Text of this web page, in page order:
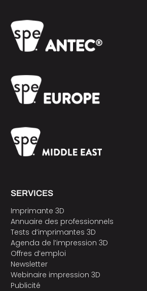
SERVICES
Imprimante 3D
Annuaire des professionnels
Tests d’imprimantes 3D
Agenda de l’impression 3D
Offres d’emploi
Newsletter
Webinaire impression 3D
Publicité